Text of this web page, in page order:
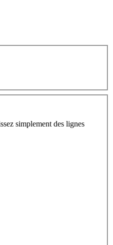
simplement des lignes